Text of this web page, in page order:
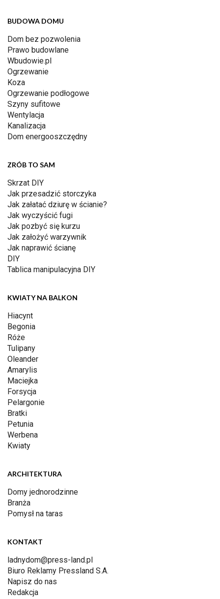
BUDOWA DOMU
Dom bez pozwolenia
Prawo budowlane
Wbudowie.pl
Ogrzewanie
Koza
Ogrzewanie podłogowe
Szyny sufitowe
Wentylacja
Kanalizacja
Dom energooszczędny
ZRÓB TO SAM
Skrzat DIY
Jak przesadzić storczyka
Jak załatać dziurę w ścianie?
Jak wyczyścić fugi
Jak pozbyć się kurzu
Jak założyć warzywnik
Jak naprawić ścianę
DIY
Tablica manipulacyjna DIY
KWIATY NA BALKON
Hiacynt
Begonia
Róże
Tulipany
Oleander
Amarylis
Maciejka
Forsycja
Pelargonie
Bratki
Petunia
Werbena
Kwiaty
ARCHITEKTURA
Domy jednorodzinne
Branża
Pomysł na taras
KONTAKT
ladnydom@press-land.pl
Biuro Reklamy Pressland S.A.
Napisz do nas
Redakcja